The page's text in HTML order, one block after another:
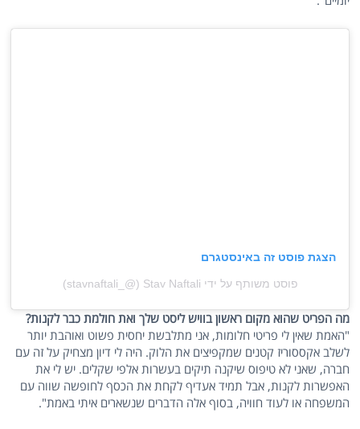
הצגת פוסט זה באינסטגרם
פוסט משותף על ידי ‏‎Stav Naftali‎‏ (@‏‎stavnaftali_‎‏)
מה הפריט שהוא מקום ראשון בוויש ליסט שלך ואת חולמת כבר לקנות?
"האמת שאין לי פריטי חלומות, אני מתלבשת יחסית פשוט ואוהבת יותר
לשלב אקססוריז קטנים שמקפיצים את הלוק. היה לי דיון מצחיק על זה עם
חברה, שאני לא טיפוס שיקנה תיקים בעשרות אלפי שקלים. יש לי את
האפשרות לקנות, אבל תמיד אעדיף לקחת את הכסף לחופשה שווה עם
המשפחה או לעוד חוויה, בסוף אלה הדברים שנשארים איתי באמת".